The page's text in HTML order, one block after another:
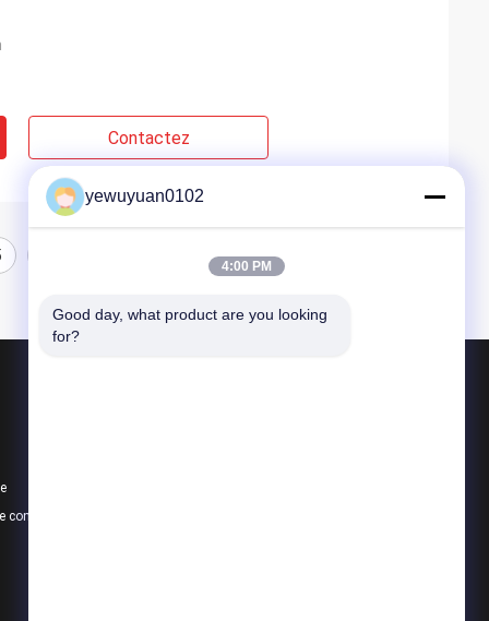
Contactez
confidentialité
yewuyuan0102
4:00 PM
Good day, what product are you looking
for?